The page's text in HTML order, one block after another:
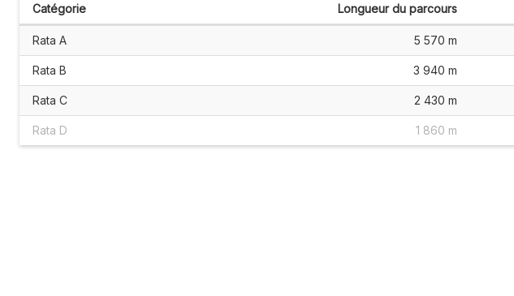
Catégorie Longueur du parcours
Rata A 5 570 m
Rata B 3 940 m
Rata C 2 430 m
Rata D 1 860 m